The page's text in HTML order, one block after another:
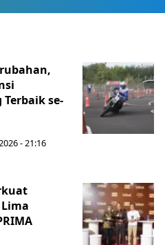
se-
- 21:16